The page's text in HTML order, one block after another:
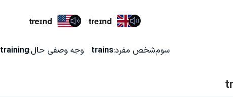
treɪnd treɪnd
سوم‌شخص مفرد:trains وجه وصفی حال:training